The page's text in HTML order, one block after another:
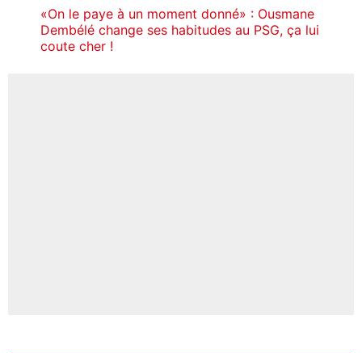
«On le paye à un moment donné» : Ousmane
Dembélé change ses habitudes au PSG, ça lui
coute cher !